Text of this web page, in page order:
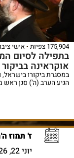
175,904 צפיות אישי
בתפילה לסיום
אוקראינה
במסגרת ביקורו
הגיע הערב (ה') סגן
ז' תמוז
יוני 22, 2026